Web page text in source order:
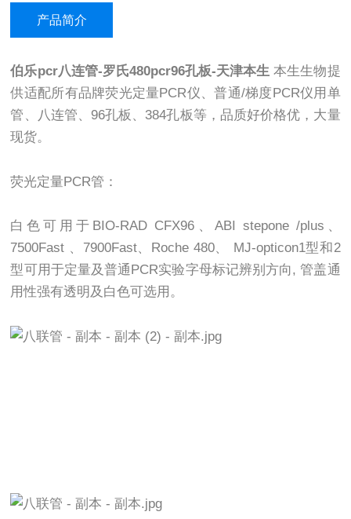
产品简介
伯乐pcr八连管-罗氏480pcr96孔板-天津本生 本生生物提
供适配所有品牌荧光定量PCR仪、普通/梯度PCR仪用单
管、八连管、96孔板、384孔板等，品质好价格优，大量
现货。
荧光定量PCR管：
白色可用于BIO-RAD CFX96、ABI stepone /plus、
7500Fast 、7900Fast、Roche 480、 MJ-opticon1型和2
型可用于定量及普通PCR实验字母标记辨别方向, 管盖通
用性强有透明及白色可选用。